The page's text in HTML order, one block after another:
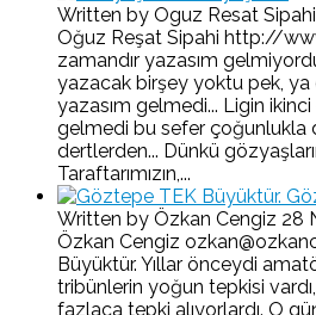
Written by Oguz Resat Sipahi
Oğuz Reşat Sipahi http://
zamandır yazasım
yazacak birşey yoktu pek,
yazasım gelmedi... Ligin
gelmedi bu sefer çoğunlukla
dertlerden... Dünkü
Taraftarımızın,...
Written by Özkan Cengiz 28
Özkan Cengiz
Büyüktür. Yıllar önceydi
tribünlerin yoğun tepkisi
fazlaca tepki alıyorlardı. O